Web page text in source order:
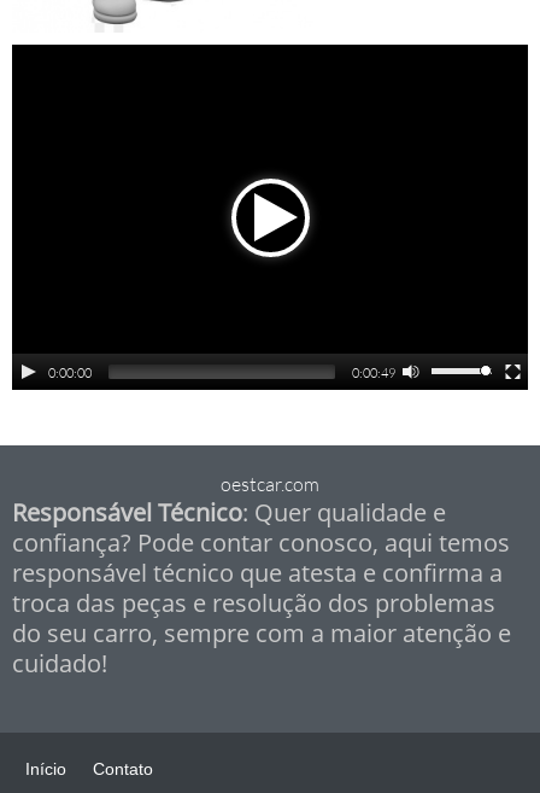
0:00:00 0:00:49
oestcar.com
Responsável Técnico: Quer qualidade e
confiança? Pode contar conosco, aqui temos
responsável técnico que atesta e confirma a
troca das peças e resolução dos problemas
do seu carro, sempre com a maior atenção e
cuidado!
Início Contato